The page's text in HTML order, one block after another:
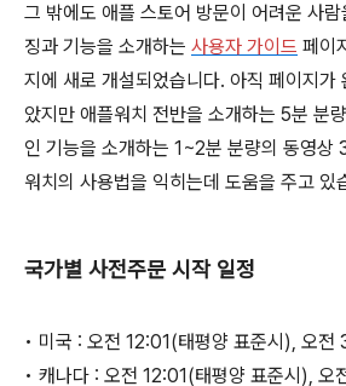
그 밖에도 애플 스토어 방문이 어려운 사
징과 기능을 소개하는 사용자 가이드 페이
지에 새로 개설되었습니다. 아직 페이지가
았지만 애플워치 전반을 소개하는 5분 분
인 기능을 소개하는 1~2분 분량의 동영상
워치의 사용법을 익히는데 도움을 주고 있
국가별 사전주문 시작 일정
• 미국 : 오전 12:01(태평양 표준시), 오전
• 캐나다 : 오전 12:01(태평양 표준시), 오